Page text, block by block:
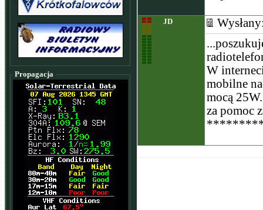
Propagacja
JD
W
mobilne
mocą 25W.
za pomoc